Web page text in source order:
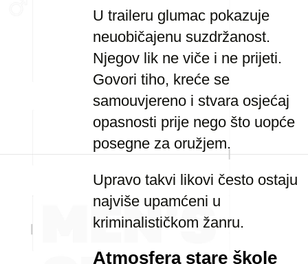
U traileru glumac pokazuje
neuobičajenu suzdržanost.
Njegov lik ne viče i ne prijeti.
Govori tiho, kreće se
samouvjereno i stvara osjećaj
opasnosti prije nego što uopće
posegne za oružjem.
Upravo takvi likovi često ostaju
najviše upamćeni u
kriminalističkom žanru.
Atmosfera stare škole